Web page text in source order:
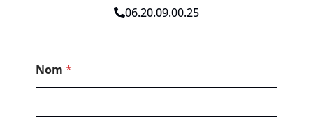
06.20.09.00.25
Nom *